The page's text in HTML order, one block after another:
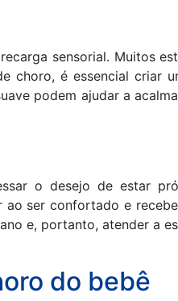
sensorial. Muitos
choro, é essencial criar
podem ajudar a
o desejo de estar
ao ser confortado e
e, portanto, atender a
do bebê